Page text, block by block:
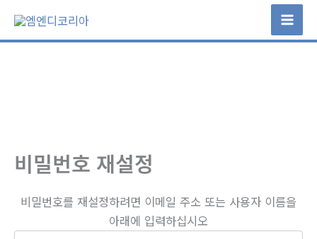
츠
비밀번호 재설정
비밀번호를 재설정하려면 이메일 주소 또는 사용자 이름을
아래에 입력하십시오